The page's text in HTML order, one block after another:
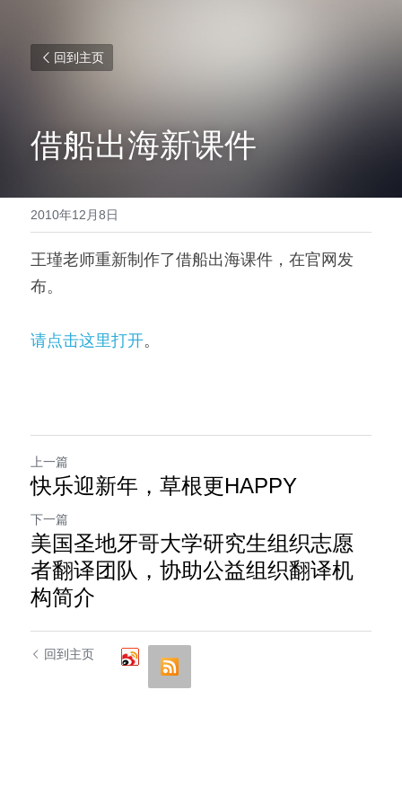
回到主页
借船出海新课件
2010年12月8日
王瑾老师重新制作了借船出海课件，在官网发
布。
请点击这里打开。
上一篇
快乐迎新年，草根更HAPPY
下一篇
美国圣地牙哥大学研究生组织志愿
者翻译团队，协助公益组织翻译机
构简介
回到主页